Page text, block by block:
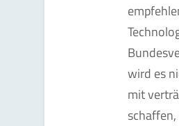
wird es
mit